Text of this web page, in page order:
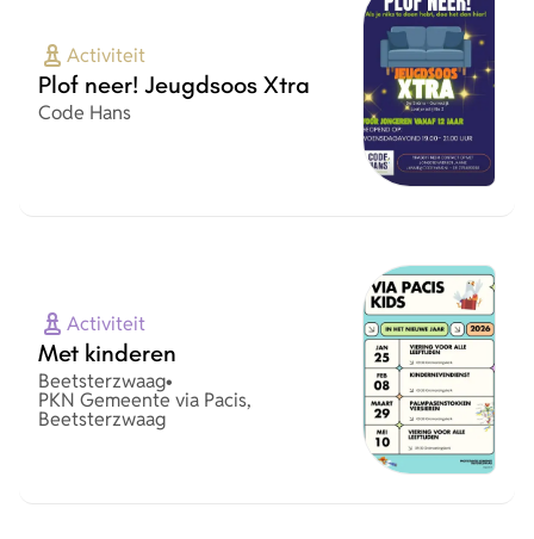
Activiteit
Plof neer! Jeugdsoos Xtra
Organisatie
Code Hans
Activiteit
Met kinderen
Plaats
Beetsterzwaag•
Organisatie
PKN Gemeente via Pacis,
Beetsterzwaag